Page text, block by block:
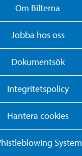
Om Biltema
Jobba hos oss
Dokumentsök
Integritetspolicy
Hantera cookies
System